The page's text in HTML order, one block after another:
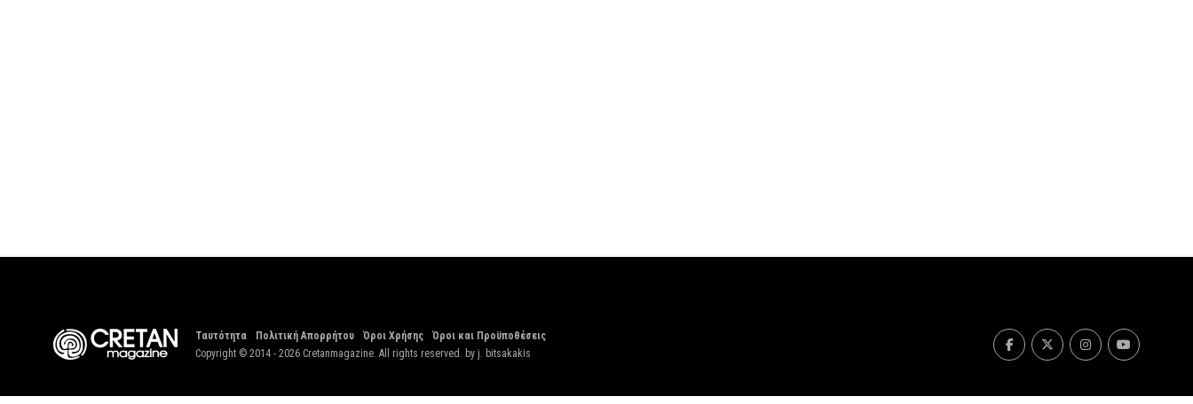
Ταυτότητα Πολιτική Απορρήτου Όροι Χρήσης
Όροι και Προϋποθέσεις
Copyright © 2014 - 2026 Cretanmagazine. All rights reserved. by j. bitsakakis